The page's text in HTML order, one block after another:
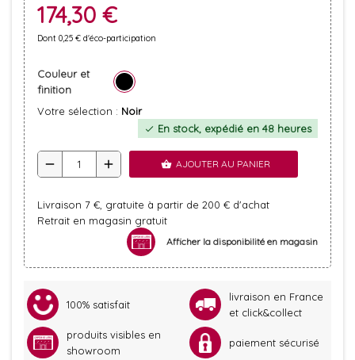
174,30 €
Dont 0,25 € d'éco-participation
Couleur et
finition
Votre sélection : Noir
check En stock, expédié en 48 heures
remove add shopping_basket AJOUTER AU PANIER
Livraison 7 €, gratuite à partir de 200 € d'achat
Retrait en magasin gratuit
Afficher la disponibilité en magasin
100% satisfait
livraison en France
et click&collect
produits visibles en
showroom
paiement sécurisé